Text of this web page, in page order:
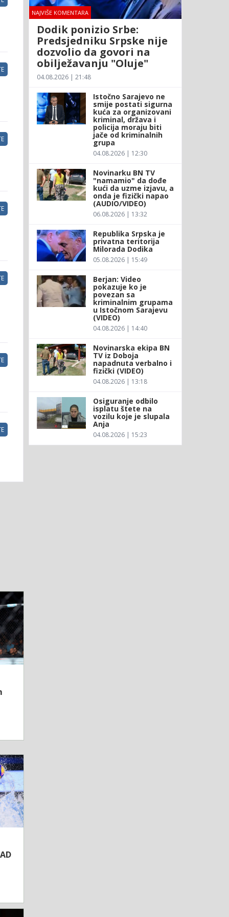
NAJVIŠE KOMENTARA
Dodik ponizio Srbe:
Predsjedniku Srpske nije
dozvolio da govori na
obilježavanju "Oluje"
04.08.2026 | 21:48
Istočno Sarajevo ne
smije postati sigurna
kuća za organizovani
kriminal, država i
policija moraju biti
jače od kriminalnih
grupa
04.08.2026 | 12:30
Novinarku BN TV
"namamio" da dođe
kući da uzme izjavu, a
onda je fizički napao
(AUDIO/VIDEO)
06.08.2026 | 13:32
Republika Srpska je
privatna teritorija
Milorada Dodika
05.08.2026 | 15:49
Berjan: Video
pokazuje ko je
povezan sa
kriminalnim grupama
u Istočnom Sarajevu
(VIDEO)
04.08.2026 | 14:40
Novinarska ekipa BN
TV iz Doboja
napadnuta verbalno i
fizički (VIDEO)
04.08.2026 | 13:18
Osiguranje odbilo
isplatu štete na
vozilu koje je slupala
Anja
04.08.2026 | 15:23